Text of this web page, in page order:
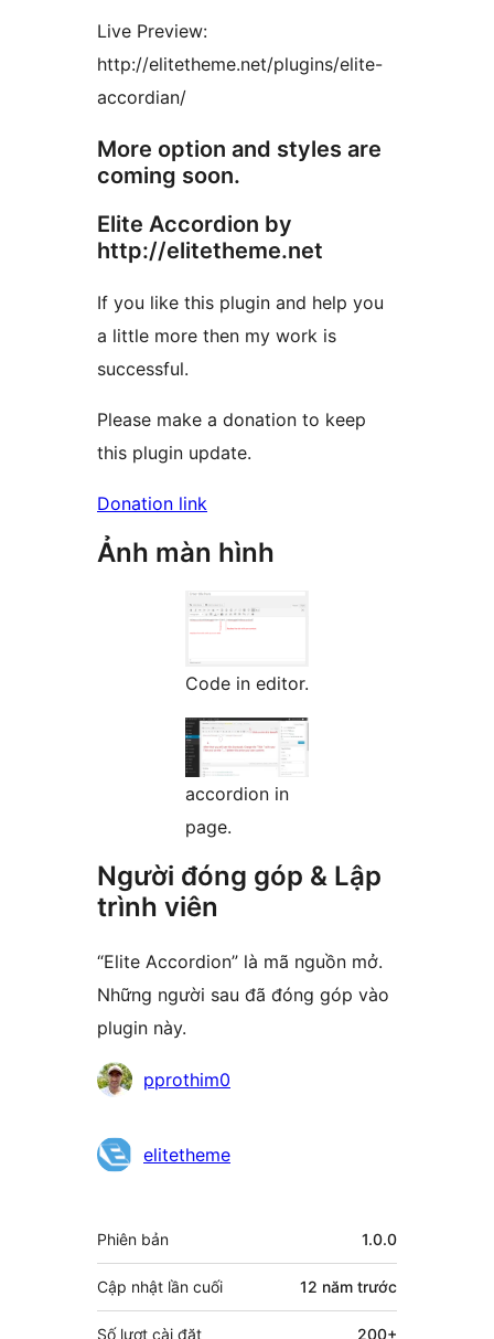
Live Preview:
http://elitetheme.net/plugins/elite-
accordian/
More option and styles are
coming soon.
Elite Accordion by
http://elitetheme.net
If you like this plugin and help you
a little more then my work is
successful.
Please make a donation to keep
this plugin update.
Donation link
Ảnh màn hình
Code in editor.
accordion in
page.
Người đóng góp & Lập
trình viên
“Elite Accordion” là mã nguồn mở.
Những người sau đã đóng góp vào
plugin này.
Những
đóng
góp
pprothim0
elitetheme
Meta
Phiên bản 1.0.0
Cập nhật lần cuối 12 năm trước
Số lượt cài đặt 200+